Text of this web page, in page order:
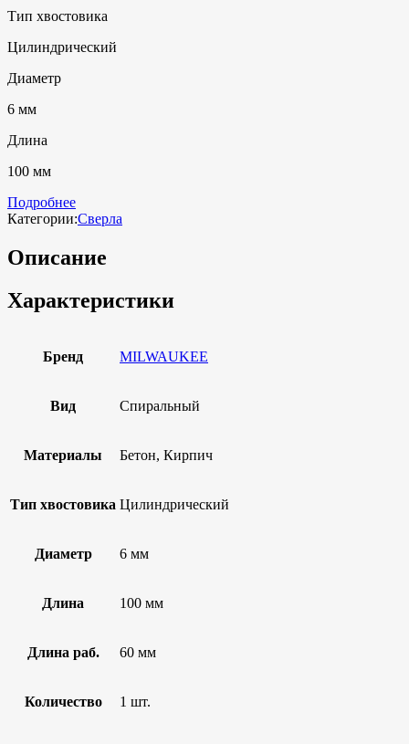
Тип хвостовика
Цилиндрический
Диаметр
6 мм
Длина
100 мм
Подробнее
Категории:Сверла
Описание
Характеристики
Бренд MILWAUKEE
Вид Спиральный
Материалы Бетон, Кирпич
Тип хвостовика Цилиндрический
Диаметр 6 мм
Длина 100 мм
Длина раб. 60 мм
Количество 1 шт.